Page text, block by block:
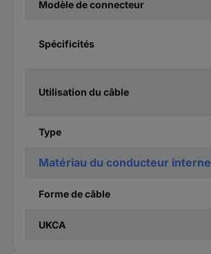
Modèle de connecteur
Spécificités
Utilisation du câble
Type
Matériau du conducteur interne
Forme de câble
UKCA